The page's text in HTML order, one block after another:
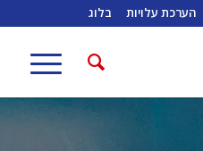
הערכת עלויות בלוג